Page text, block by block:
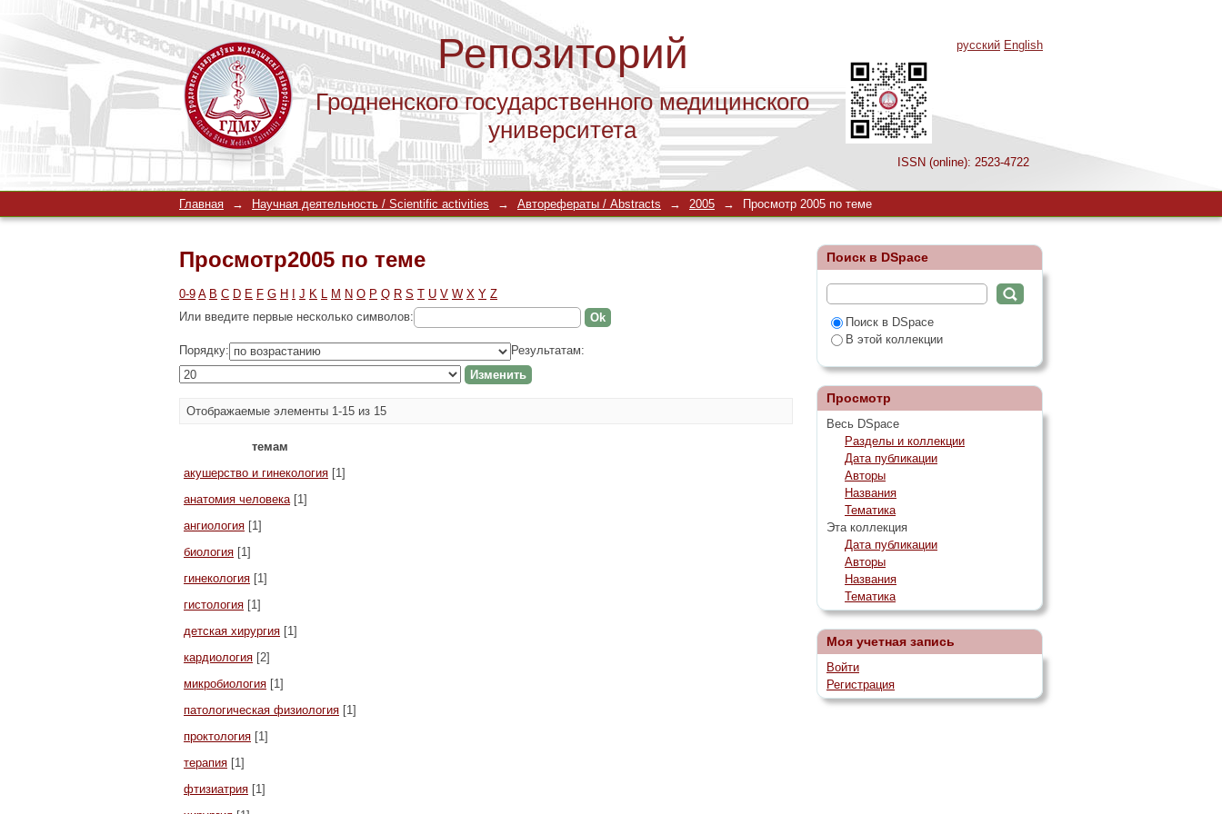
Репозиторий
Гродненского государственного медицинского
университета
ISSN (online): 2523-4722
Просмотр2005 по теме
русский English
Главная → Научная деятельность / Scientific activities → Авторефераты / Abstracts → 2005 → Просмотр 2005 по теме
Просмотр2005 по теме
0-9 A B C D E F G H J K L M N O P Q R S T U V W X Y Z
Или введите первые несколько символов:
Порядку: Результатам:
Отображаемые элементы 1-15 из 15
темам
акушерство и гинекология [1]
анатомия человека [1]
ангиология [1]
биология [1]
гинекология [1]
гистология [1]
детская хирургия [1]
кардиология [2]
микробиология [1]
патологическая физиология [1]
проктология [1]
терапия [1]
фтизиатрия [1]
Поиск в DSpace
Поиск в DSpace
В этой коллекции
Просмотр
Весь DSpace
Разделы и коллекции
Дата публикации
Авторы
Названия
Тематика
Эта коллекция
Дата публикации
Авторы
Названия
Тематика
Моя учетная запись
Войти
Регистрация